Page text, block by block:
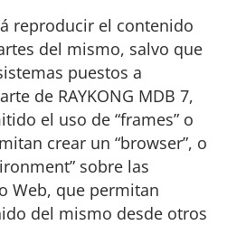
reproducir el contenido
del mismo, salvo que
puestos a
de RAYKONG MDB 7,
el uso de “frames” o
crear un “browser”, o
sobre las
Web, que permitan
del mismo desde otros